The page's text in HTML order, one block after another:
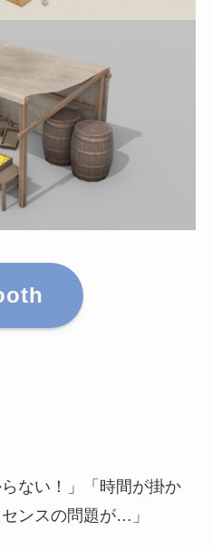
ない！」「時間が掛か
ンスの問題が…」